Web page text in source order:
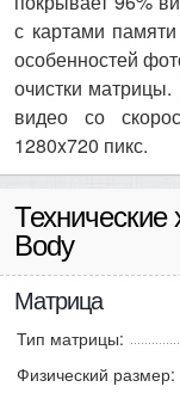
с картами
особенностей
очистки
видео со
1280x720 пикс.
Технические
Body
Матрица
Тип матрицы:
Физический размер: